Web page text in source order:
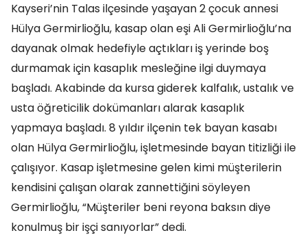
Kayseri’nin Talas ilçesinde yaşayan 2 çocuk annesi
Hülya Germirlioğlu, kasap olan eşi Ali Germirlioğlu’na
dayanak olmak hedefiyle açtıkları iş yerinde boş
durmamak için kasaplık mesleğine ilgi duymaya
başladı. Akabinde da kursa giderek kalfalık, ustalık ve
usta öğreticilik dokümanları alarak kasaplık
yapmaya başladı. 8 yıldır ilçenin tek bayan kasabı
olan Hülya Germirlioğlu, işletmesinde bayan titizliği ile
çalışıyor. Kasap işletmesine gelen kimi müşterilerin
kendisini çalışan olarak zannettiğini söyleyen
Germirlioğlu, “Müşteriler beni reyona baksın diye
konulmuş bir işçi sanıyorlar” dedi.